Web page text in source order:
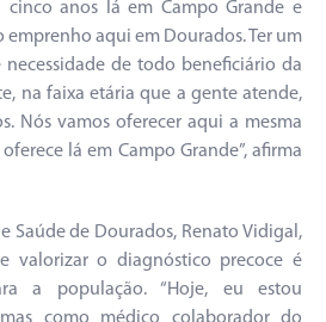
anos lá em Campo Grande e
emprenho aqui em Dourados. Ter um
necessidade de todo beneficiário da
na faixa etária que a gente atende,
Nós vamos oferecer aqui a mesma
lá em Campo Grande”, afirma
Saúde de Dourados, Renato Vidigal,
valorizar o diagnóstico precoce é
a população. “Hoje, eu estou